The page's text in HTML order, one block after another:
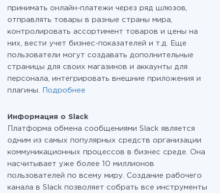
принимать онлайн-платежи через ряд шлюзов,
отправлять товары в разные страны мира,
контролировать ассортимент товаров и цены на
них, вести учет бизнес-показателей и т.д. Еще
пользователи могут создавать дополнительные
страницы для своих магазинов и аккаунты для
персонала, интегрировать внешние приложения и
плагины.
Подробнее
Информация о Slack
Платформа обмена сообщениями Slack является
одним из самых популярных средств организации
коммуникационных процессов в бизнес среде. Она
насчитывает уже более 10 миллионов
пользователей по всему миру. Создание рабочего
канала в Slack позволяет собрать все инструменты